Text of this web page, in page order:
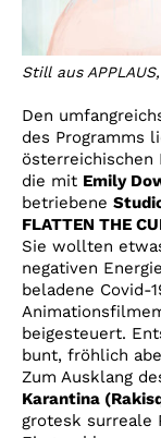
Still aus
Den
des Programms
österreichischen
die mit Emily
betriebene
FLATTEN THE
Sie wollten
negativen
beladene Covid-
beigesteuert.
bunt, fröhlich
Zum Ausklang
Karantina
grotesk surreale